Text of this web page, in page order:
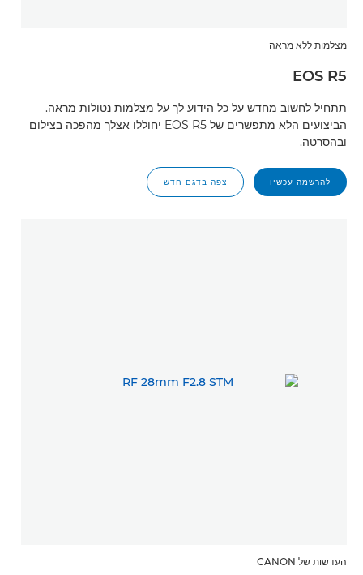
מצלמות ללא מראה
EOS R5
תתחיל לחשוב מחדש על כל הידוע לך על מצלמות נטולות מראה.
הביצועים הלא מתפשרים של EOS R5 יחוללו אצלך מהפכה בצילום
ובהסרטה.
להרשמה עכשיו צפה בדגם חדש
העדשות של CANON